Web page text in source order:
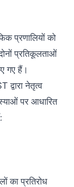
प्रणालियों को
प्रतिकूलताओं
गए हैं।
नेतृत्व
पर आधारित
का प्रतिरोध